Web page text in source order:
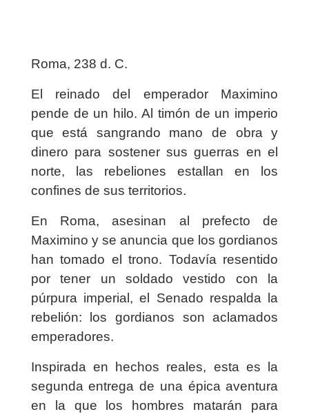
Roma, 238 d. C.
El reinado del emperador Maximino
pende de un hilo. Al timón de un imperio
que está sangrando mano de obra y
dinero para sostener sus guerras en el
norte, las rebeliones estallan en los
confines de sus territorios.
En Roma, asesinan al prefecto de
Maximino y se anuncia que los gordianos
han tomado el trono. Todavía resentido
por tener un soldado vestido con la
púrpura imperial, el Senado respalda la
rebelión: los gordianos son aclamados
emperadores.
Inspirada en hechos reales, esta es la
segunda entrega de una épica aventura
en la que los hombres matarán para